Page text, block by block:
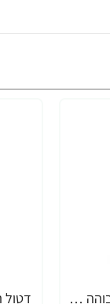
מוסטלה תחליב להגנה גבוהה מאוד מהשמש SPF50 לתינוקות וילדים 200 מ"ל - מבית Mustela